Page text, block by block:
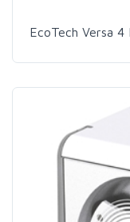
EcoTech Versa